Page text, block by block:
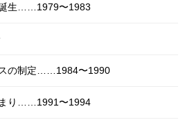
誕生……1979〜1983
の制定……1984〜1990
り……1991〜1994